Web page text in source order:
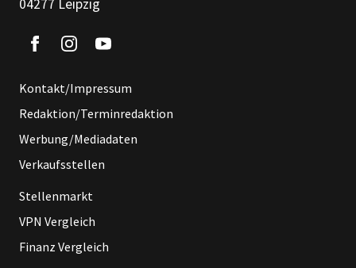
04277 Leipzig
Kontakt/Impressum
Redaktion/Terminredaktion
Werbung/Mediadaten
Verkaufsstellen
Stellenmarkt
VPN Vergleich
Finanz Vergleich